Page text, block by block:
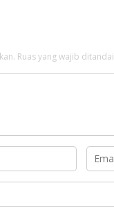
Ruas yang wajib ditandai